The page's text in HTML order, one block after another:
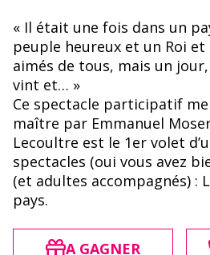
« Il était une fois dans un
peuple heureux et un Roi et
aimés de tous, mais un
vint et… »
Ce spectacle participatif
maître par Emmanuel
Lecoultre est le 1er volet
spectacles (oui vous avez
(et adultes accompagnés) :
pays.
A GAGNER